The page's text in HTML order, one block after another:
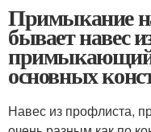
Примыкание
бывает навес
примыкающий
основных
Навес из профлиста,